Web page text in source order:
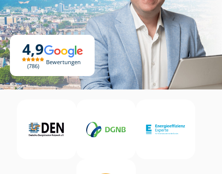
4,9
786
Bewertungen